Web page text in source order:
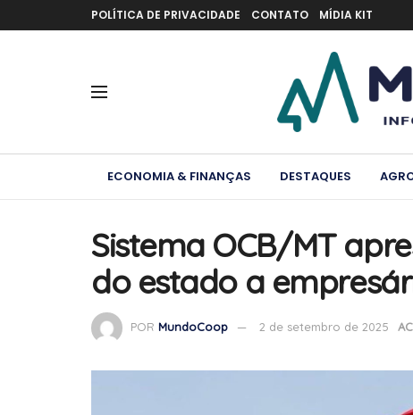
POLÍTICA DE PRIVACIDADE CONTATO MÍDIA KIT
ECONOMIA & FINANÇAS DESTAQUES
Sistema OCB/MT
do estado a
POR MundoCoop 2 de setembro de 2025